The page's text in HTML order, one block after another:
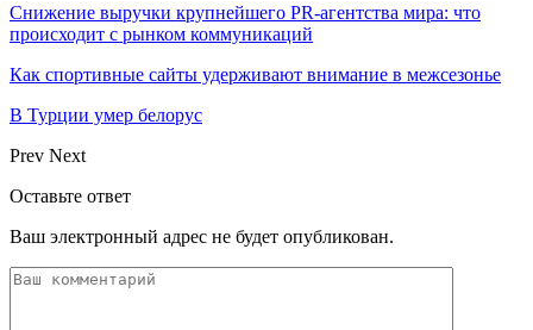
Снижение выручки крупнейшего PR-агентства мира: что
происходит с рынком коммуникаций
Как спортивные сайты удерживают внимание в межсезонье
В Турции умер белорус
Prev Next
Оставьте ответ
Ваш электронный адрес не будет опубликован.